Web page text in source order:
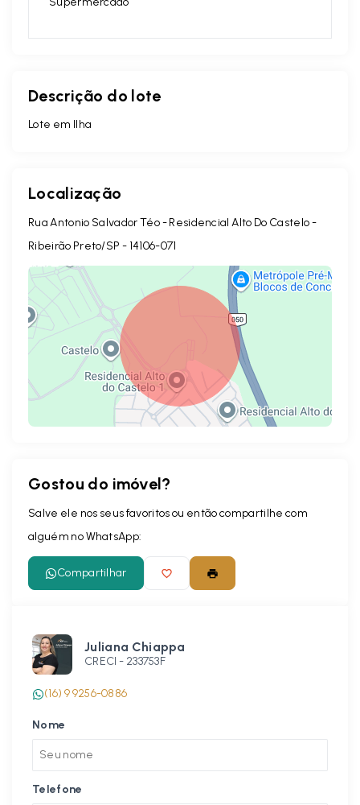
Descrição do lote
Lote em Ilha
Localização
Rua Antonio Salvador Téo - Residencial Alto Do Castelo -
Ribeirão Preto/SP - 14106-071
Gostou do imóvel?
Salve ele nos seus favoritos ou então compartilhe com
alguém no WhatsApp:
Compartilhar
Juliana Chiappa
CRECI - 233753F
(16) 9 9256-0886
Nome
Telefone